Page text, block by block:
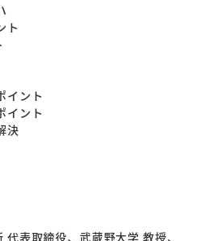
ト
イント
イント
決
代表取締役、武蔵野大学 教授、